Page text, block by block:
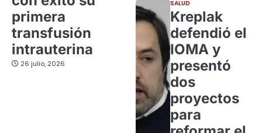
primera
transfusión
intrauterina
26 julio, 2026
SALUD
Kreplak
defendió el
IOMA y
presentó
dos
proyectos
para